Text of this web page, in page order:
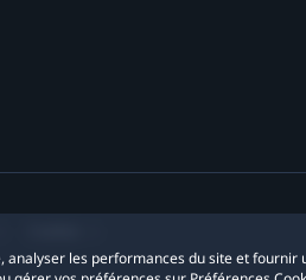
les performances du site et